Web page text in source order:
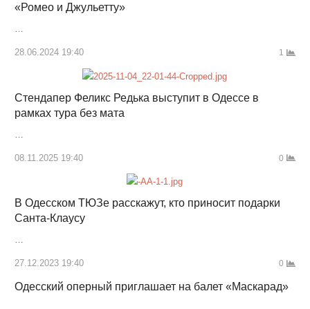
«Ромео и Джульетту»
28.06.2024 19:40 1
Стендапер Феликс Редька выступит в Одессе в
рамках тура без мата
08.11.2025 19:40 0
В Одесском ТЮЗе расскажут, кто приносит подарки
Санта-Клаусу
…
27.12.2023 19:40 0
Одесский оперный приглашает на балет «Маскарад»